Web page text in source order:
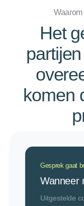
Het
komen
Gesprek gaat
Wanneer
Uitgestelde